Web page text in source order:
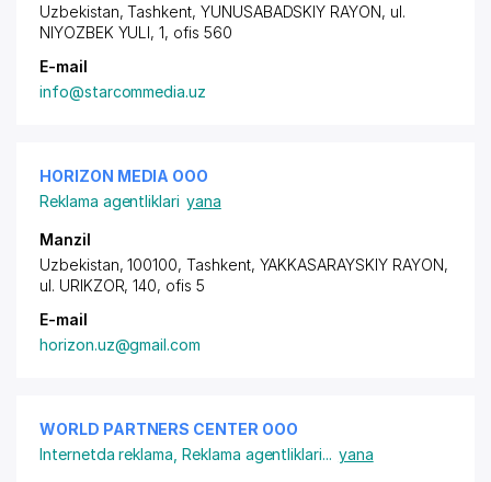
Uzbekistan, Tashkent, YUNUSABADSKIY RAYON, ul.
NIYOZBEK YULI, 1, ofis 560
E-mail
info@starcommedia.uz
HORIZON MEDIA ООО
Reklama agentliklari yana
Manzil
Uzbekistan, 100100, Tashkent, YAKKASARAYSKIY RAYON,
ul. URIKZOR, 140, ofis 5
E-mail
horizon.uz@gmail.com
WORLD PARTNERS CENTER ООО
Internetda reklama ,Reklama agentliklari... yana